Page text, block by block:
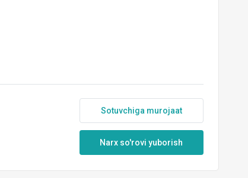
Sotuvchiga murojaat
Narx so'rovi yuborish